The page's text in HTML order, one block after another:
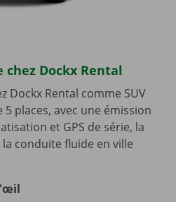
chez Dockx Rental
Dockx Rental comme SUV
places, avec une émission
et GPS de série, la
conduite fluide en ville